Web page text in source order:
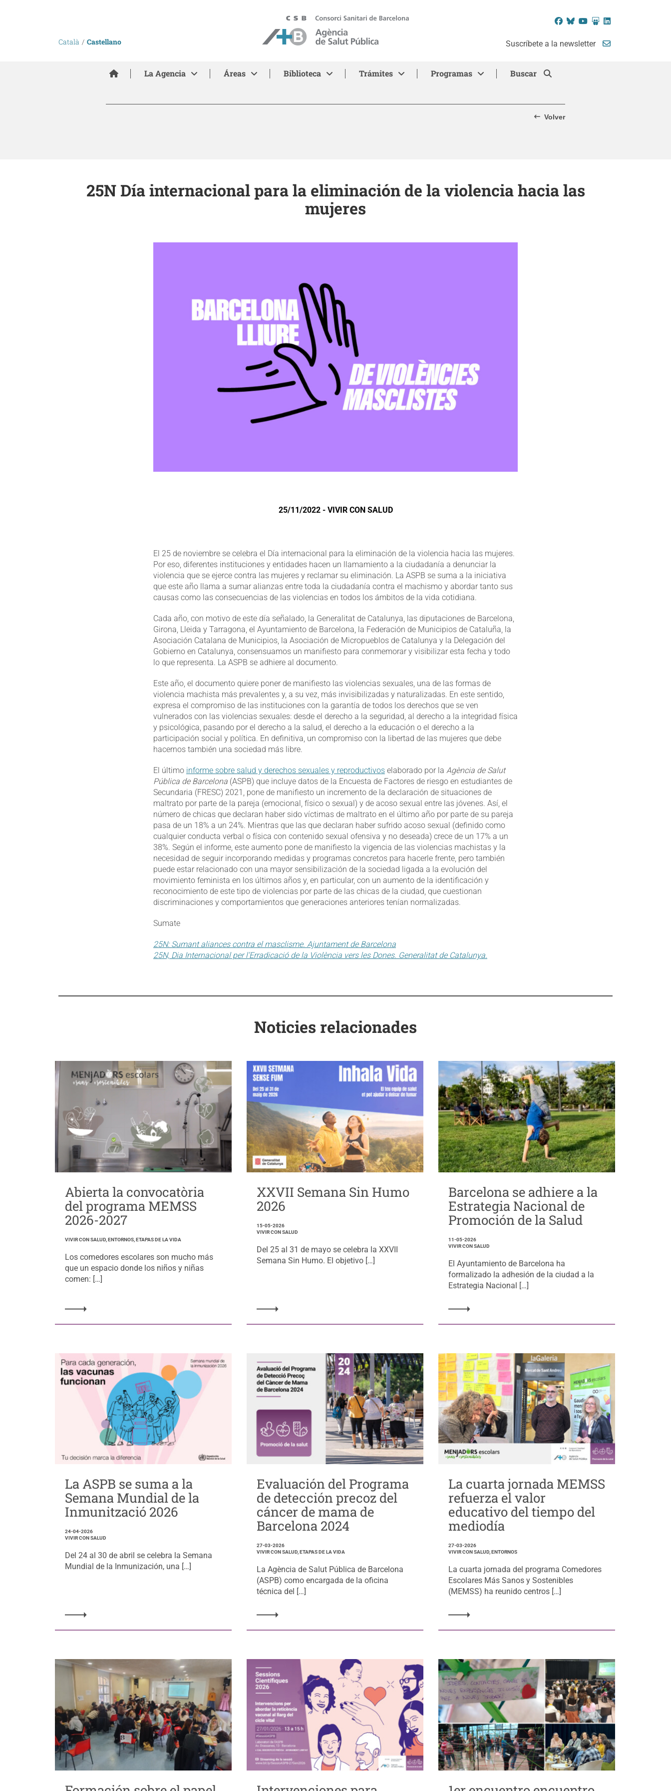
Català Castellano
Facebook
BlueskyYouTube
SlideShare
LinkedIn
Suscríbete a la newsletter
Inici La Agencia Áreas Biblioteca Trámites Programas Buscar
Volver
25N Día internacional para la eliminación de la violencia hacia las
mujeres
25/11/2022 - VIVIR CON SALUD
El 25 de noviembre se celebra el Día internacional para la eliminación de la violencia hacia las mujeres.
Por eso, diferentes instituciones y entidades hacen un llamamiento a la ciudadanía a denunciar la
violencia que se ejerce contra las mujeres y reclamar su eliminación. La ASPB se suma a la iniciativa
que este año llama a sumar alianzas entre toda la ciudadanía contra el machismo y abordar tanto sus
causas como las consecuencias de las violencias en todos los ámbitos de la vida cotidiana.
Cada año, con motivo de este día señalado, la Generalitat de Catalunya, las diputaciones de Barcelona,
Girona, Lleida y Tarragona, el Ayuntamiento de Barcelona, la Federación de Municipios de Cataluña, la
Asociación Catalana de Municipios, la Asociación de Micropueblos de Catalunya y la Delegación del
Gobierno en Catalunya, consensuamos un manifiesto para conmemorar y visibilizar esta fecha y todo
lo que representa. La ASPB se adhiere al documento.
Este año, el documento quiere poner de manifiesto las violencias sexuales, una de las formas de
violencia machista más prevalentes y, a su vez, más invisibilizadas y naturalizadas. En este sentido,
expresa el compromiso de las instituciones con la garantía de todos los derechos que se ven
vulnerados con las violencias sexuales: desde el derecho a la seguridad, al derecho a la integridad física
y psicológica, pasando por el derecho a la salud, el derecho a la educación o el derecho a la
participación social y política. En definitiva, un compromiso con la libertad de las mujeres que debe
hacernos también una sociedad más libre.
El último informe sobre salud y derechos sexuales y reproductivos elaborado por la Agència de Salut
Pública de Barcelona (ASPB) que incluye datos de la Encuesta de Factores de riesgo en estudiantes de
Secundaria (FRESC) 2021, pone de manifiesto un incremento de la declaración de situaciones de
maltrato por parte de la pareja (emocional, físico o sexual) y de acoso sexual entre las jóvenes. Así, el
número de chicas que declaran haber sido víctimas de maltrato en el último año por parte de su pareja
pasa de un 18% a un 24%. Mientras que las que declaran haber sufrido acoso sexual (definido como
cualquier conducta verbal o física con contenido sexual ofensiva y no deseada) crece de un 17% a un
38%. Según el informe, este aumento pone de manifiesto la vigencia de las violencias machistas y la
necesidad de seguir incorporando medidas y programas concretos para hacerle frente, pero también
puede estar relacionado con una mayor sensibilización de la sociedad ligada a la evolución del
movimiento feminista en los últimos años y, en particular, con un aumento de la identificación y
reconocimiento de este tipo de violencias por parte de las chicas de la ciudad, que cuestionan
discriminaciones y comportamientos que generaciones anteriores tenían normalizadas.
Sumate
25N: Sumant aliances contra el masclisme. Ajuntament de Barcelona
25N, Dia Internacional per l’Erradicació de la Violència vers les Dones. Generalitat de Catalunya.
Noticies relacionades
Abierta la convocatòria
del programa MEMSS
2026-2027
VIVIR CON SALUD, ENTORNOS, ETAPAS DE LA VIDA
Los comedores escolares son mucho más
que un espacio donde los niños y niñas
comen: […]
XXVII Semana Sin Humo
2026
15-05-2026
VIVIR CON SALUD
Del 25 al 31 de mayo se celebra la XXVII
Semana Sin Humo. El objetivo […]
Barcelona se adhiere a la
Estrategia Nacional de
Promoción de la Salud
11-05-2026
VIVIR CON SALUD
El Ayuntamiento de Barcelona ha
formalizado la adhesión de la ciudad a la
Estrategia Nacional […]
La ASPB se suma a la
Semana Mundial de la
Inmunització 2026
24-04-2026
VIVIR CON SALUD
Del 24 al 30 de abril se celebra la Semana
Mundial de la Inmunización, una […]
Evaluación del Programa
de detección precoz del
cáncer de mama de
Barcelona 2024
27-03-2026
VIVIR CON SALUD, ETAPAS DE LA VIDA
La Agència de Salut Pública de Barcelona
(ASPB) como encargada de la oficina
técnica del […]
La cuarta jornada MEMSS
refuerza el valor
educativo del tiempo del
mediodía
27-03-2026
VIVIR CON SALUD, ENTORNOS
La cuarta jornada del programa Comedores
Escolares Más Sanos y Sostenibles
(MEMSS) ha reunido centros […]